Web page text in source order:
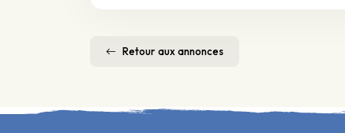
Retour aux annonces